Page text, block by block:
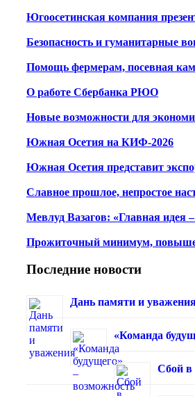
Югоосетинская компания
Безопасность и гуманитарные
Помощь фермерам, посевная
О работе Сбербанка РЮО
Новые возможности для
Южная Осетия на КИФ-2026
Южная Осетия представит
Славное прошлое, непростое
Мевлуд Вазагов: «Главная идея
Прожиточный минимум,
Последние новости
Дань памяти и
«Команда
Сбой в